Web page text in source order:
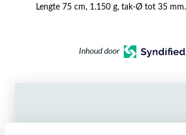
Lengte 75 cm, 1.150 g, tak-Ø tot 35 mm.
Inhoud door